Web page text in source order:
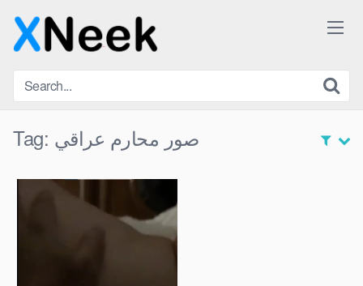
content
Tag: صور محارم عراقي